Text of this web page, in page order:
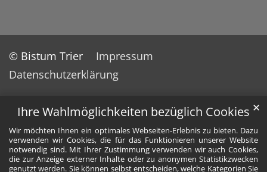
Ihre Wahlmöglichkeiten bezüglich Cookies
Wir möchten Ihnen ein optimales Webseiten-Erlebnis zu bieten. Dazu
verwenden wir Cookies, die für das Funktionieren unserer Website
notwendig sind. Mit Ihrer Zustimmung verwenden wir auch Cookies,
die zur Anzeige externer Inhalte oder zu anonymen Statistikzwecken
genutzt werden. Sie können selbst entscheiden, welche Kategorien Sie
✕
© Bistum Trier
Impressum
Datenschutzerklärung